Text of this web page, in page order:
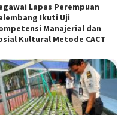
Lapas Perempuan
Ikuti Uji
Manajerial dan
Kultural Metode CACT